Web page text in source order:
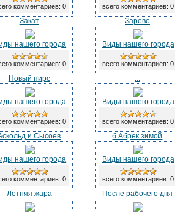
комментариев: 0 всего комментариев: 0
Закат
нашего города
комментариев: 0
Зарево
Виды нашего города
всего комментариев: 0
Новый пирс
нашего города
комментариев: 0
...
Виды нашего города
всего комментариев: 0
и Сысоев
нашего города
комментариев: 0
б.Абрек зимой
Виды нашего города
всего комментариев: 0
Летняя жара После рабочего дня